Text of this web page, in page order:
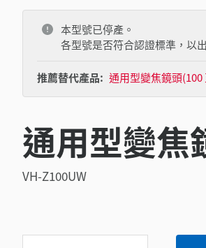
本型號已停產。
各型號是否符合認證標準，以
推薦替代產品: 通用型變焦鏡頭(100
通用型變焦
VH-Z100UW